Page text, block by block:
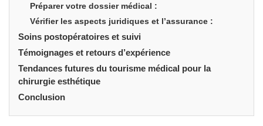
Préparer votre dossier médical :
Vérifier les aspects juridiques et l’assurance :
Soins postopératoires et suivi
Témoignages et retours d’expérience
Tendances futures du tourisme médical pour la
chirurgie esthétique
Conclusion